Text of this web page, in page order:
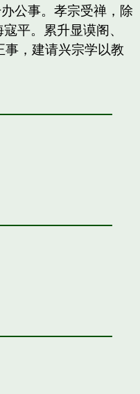
公事。孝宗受禅，除
平。累升显谟阁、
事，建请兴宗学以教